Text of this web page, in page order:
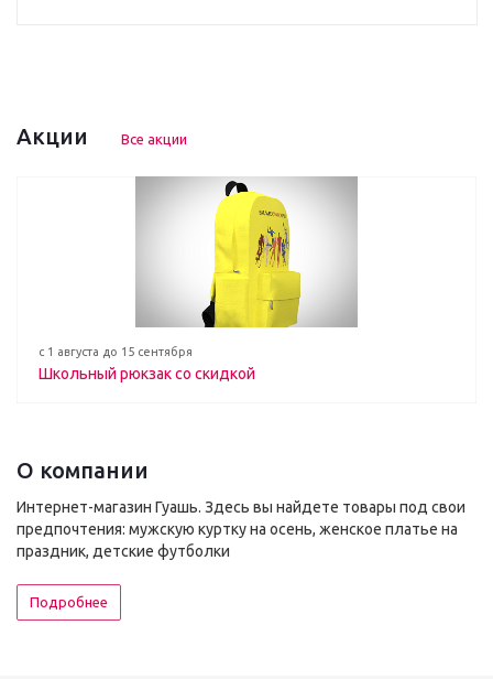
Акции Все акции
с 1 августа до 15 сентября
Школьный рюкзак со скидкой
О компании
Интернет-магазин Гуашь. Здесь вы найдете товары под свои
предпочтения: мужскую куртку на осень, женское платье на
праздник, детские футболки
Подробнее